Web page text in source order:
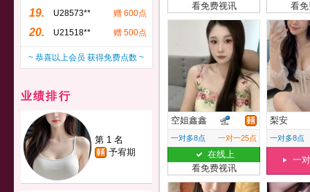
19. U28573** 赠 600点
20. U21518** 赠 500点
~ 恭喜以上会员 获得免费点数 ~
业绩排行
第 1 名
予宥期
看免费视讯
看
空姐鑫鑫
一对多8点 一对一25点
在线上
看免费视讯
梨安
一对多8点
一